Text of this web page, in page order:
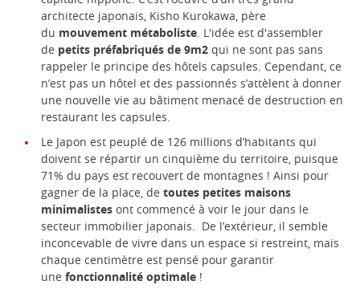
architecte japonais, Kisho Kurokawa, père
du mouvement métaboliste. L'idée est d'assembler
de petits préfabriqués de 9m2 qui ne sont pas sans
rappeler le principe des hôtels capsules. Cependant, ce
n’est pas un hôtel et des passionnés s’attèlent à donner
une nouvelle vie au bâtiment menacé de destruction en
restaurant les capsules.
Le Japon est peuplé de 126 millions d’habitants qui
doivent se répartir un cinquième du territoire, puisque
71% du pays est recouvert de montagnes ! Ainsi pour
gagner de la place, de toutes petites maisons
minimalistes ont commencé à voir le jour dans le
secteur immobilier japonais. De l’extérieur, il semble
inconcevable de vivre dans un espace si restreint, mais
chaque centimètre est pensé pour garantir
une fonctionnalité optimale !